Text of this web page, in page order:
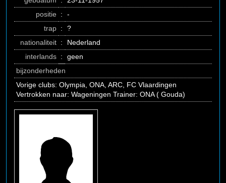
positie :
-
trap :
?
nationaliteit :
Nederland
interlands :
geen
bijzonderheden
Vorige clubs: Olympia, ONA, ARC, FC Vlaardingen
Vertrokken naar: Wageningen Trainer: ONA ( Gouda)